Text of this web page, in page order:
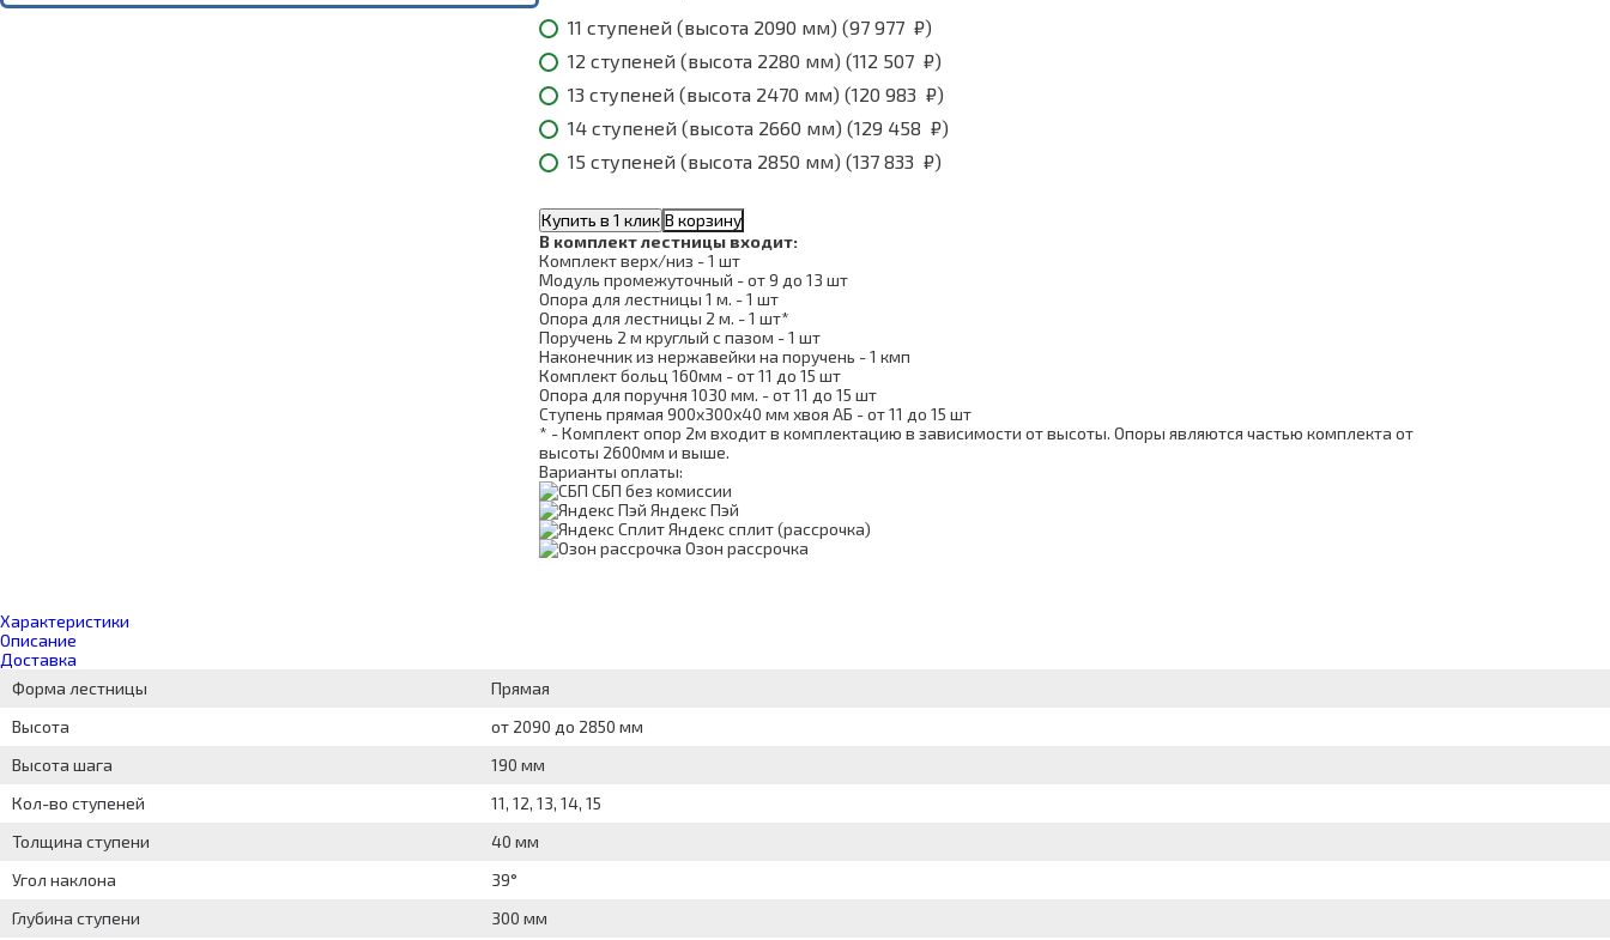
11 ступеней (высота 2090 мм) (97 977 ₽)
12 ступеней (высота 2280 мм) (112 507 ₽)
13 ступеней (высота 2470 мм) (120 983 ₽)
14 ступеней (высота 2660 мм) (129 458 ₽)
15 ступеней (высота 2850 мм) (137 833 ₽)
Купить в 1 клик В корзину
В комплект лестницы входит:
Комплект верх/низ - 1 шт
Модуль промежуточный - от 9 до 13 шт
Опора для лестницы 1 м. - 1 шт
Опора для лестницы 2 м. - 1 шт*
Поручень 2 м круглый с пазом - 1 шт
Наконечник из нержавейки на поручень - 1 кмп
Комплект больц 160мм - от 11 до 15 шт
Опора для поручня 1030 мм. - от 11 до 15 шт
Ступень прямая 900х300х40 мм хвоя АБ - от 11 до 15 шт
* - Комплект опор 2м входит в комплектацию в зависимости от высоты. Опоры являются частью комплекта от
высоты 2600мм и выше.
Варианты оплаты:
СБП без комиссии
Яндекс Пэй
Яндекс сплит (рассрочка)
Озон рассрочка
Характеристики
Описание
Доставка
Форма лестницы
Прямая
Высота
от 2090 до 2850 мм
Высота шага
190 мм
Кол-во ступеней
11, 12, 13, 14, 15
Толщина ступени
40 мм
Угол наклона
39°
Глубина ступени
300 мм